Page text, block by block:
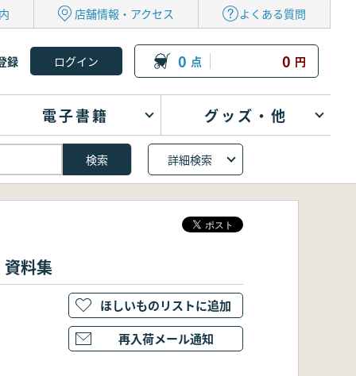
店舗情報・アクセス よくある質問
録 0 点 0 円
電子書籍 グッズ・他
詳細検索
料集
ほしいものリストに追加
再入荷メール通知